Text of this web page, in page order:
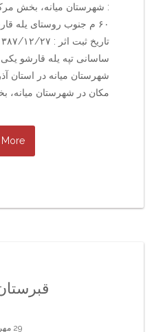
: شهرستان میانه، بخش
ساسانی تپه یله قارشو یکی
شهرستان میانه در استان
مکان در شهرستان میانه،
More
29 مهر 1404